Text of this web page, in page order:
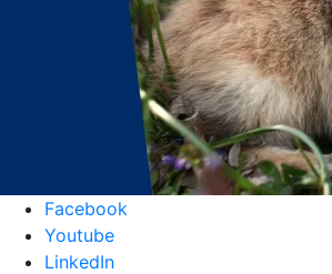
Facebook
Youtube
LinkedIn